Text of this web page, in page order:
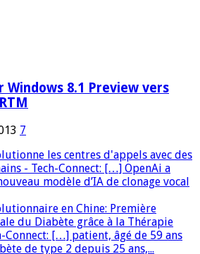
8.1 Preview vers
7
les centres d'appels avec des
- Tech-Connect: […] OpenAi a
modèle d’IA de clonage vocal
en Chine: Première
du Diabète grâce à la Thérapie
Connect: […] patient, âgé de 59 ans
de type 2 depuis 25 ans,...